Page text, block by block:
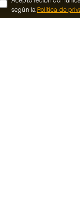
según la Política de